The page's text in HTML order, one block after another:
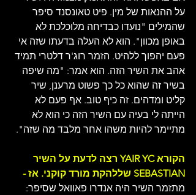
על ההנאות של מין. פיט טאונסנד סיפר
שהמילים "נועדו כבדיחה מלוכלכת לא
באופן מכוון". הוא לא העלה בדעתו שזה אי
פעם יהפוך ללהיט. הזמר רוג'ר דלטרי תמיד
אהב את השיר הזה. הוא אמר: "מה שיפה
בשיר זה שהוא כל כך פשוט מרענן, שיר
קליט ומדהים. זה כיף טוב. אף פעם לא
הייתה לי בעיה עם השיר הזה כי הוא לא
מתיימר להיות משהו אחר מלבד מה שזה".
הקורא YAIR YC רצה לדעת על השיר
SEBASTIAN שללהקת מורד קוקני. אז -
מתזמר השיר היה אנדרו פאוואל שסיפר: